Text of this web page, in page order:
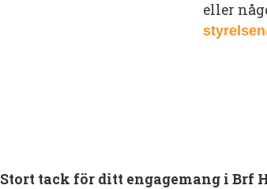
eller
Stort tack för ditt engagemang i Brf